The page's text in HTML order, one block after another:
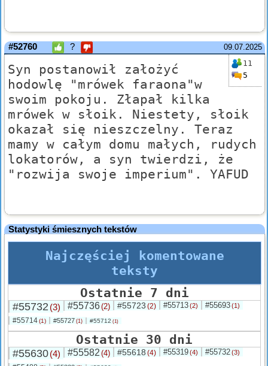
09.07.2025
#52760 ?
11
5
Syn postanowił założyć
hodowlę "mrówek faraona"w
swoim pokoju. Złapał kilka
mrówek w słoik. Niestety, słoik
okazał się nieszczelny. Teraz
mamy w całym domu małych, rudych
lokatorów, a syn twierdzi, że
"rozwija swoje imperium". YAFUD
Statystyki śmiesznych tekstów
Najczęściej komentowane
teksty
Ostatnie 7 dni
#55732 (3) #55736(2) #55723 (2) #55713(2) #55693(1)
#55714(1) #55727 (1) #55712 (1)
Ostatnie 30 dni
#55630(4) #55582 (4) #55618 (4) #55319(4) #55732(3)